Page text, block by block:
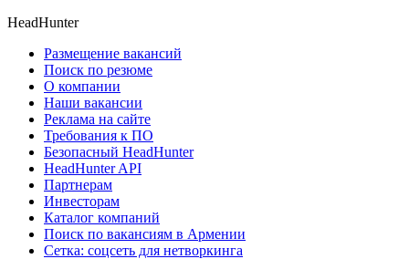
HeadHunter
Размещение вакансий
Поиск по резюме
О компании
Наши вакансии
Реклама на сайте
Требования к ПО
Безопасный HeadHunter
HeadHunter API
Партнерам
Инвесторам
Каталог компаний
Поиск по вакансиям в Армении
Сетка: соцсеть для нетворкинга